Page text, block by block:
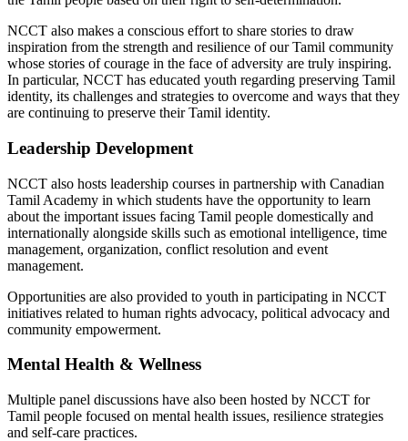
NCCT also makes a conscious effort to share stories to draw
inspiration from the strength and resilience of our Tamil community
whose stories of courage in the face of adversity are truly inspiring.
In particular, NCCT has educated youth regarding preserving Tamil
identity, its challenges and strategies to overcome and ways that they
are continuing to preserve their Tamil identity.
Leadership Development
NCCT also hosts leadership courses in partnership with Canadian
Tamil Academy in which students have the opportunity to learn
about the important issues facing Tamil people domestically and
internationally alongside skills such as emotional intelligence, time
management, organization, conflict resolution and event
management.
Opportunities are also provided to youth in participating in NCCT
initiatives related to human rights advocacy, political advocacy and
community empowerment.
Mental Health & Wellness
Multiple panel discussions have also been hosted by NCCT for
Tamil people focused on mental health issues, resilience strategies
and self-care practices.